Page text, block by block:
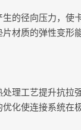
的径向压力，
材质的弹性变形
理工艺提升抗
化使连接系统在